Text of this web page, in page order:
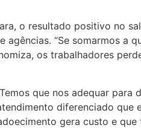
o resultado positivo no
“Se somarmos a
os trabalhadores
que nos adequar para
diferenciado que
gera custo e